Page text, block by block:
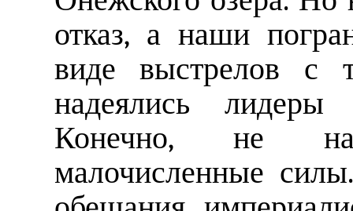
отказ, а наши
виде выстрелов с
надеялись лидеры
Конечно, не на
малочисленные